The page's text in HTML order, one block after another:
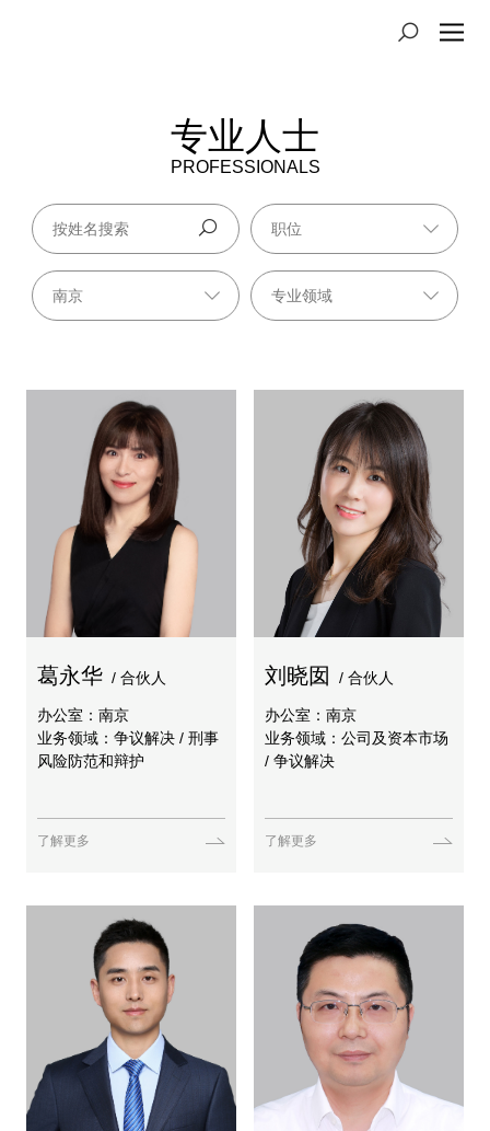
专业人士
PROFESSIONALS
葛永华 / 合伙人
办公室：南京
业务领域：争议解决 / 刑事
风险防范和辩护
了解更多
刘晓囡 / 合伙人
办公室：南京
业务领域：公司及资本市场
/ 争议解决
了解更多